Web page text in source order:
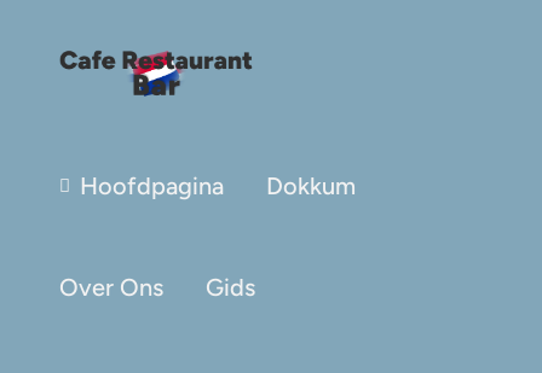
Hoofdpagina Dokkum
Over Ons Gids